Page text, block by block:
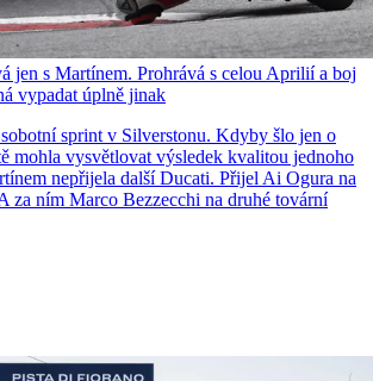
jen s Martínem. Prohrává s celou Aprilií a boj
vypadat úplně jinak
sprint v Silverstonu. Kdyby šlo jen o
mohla vysvětlovat výsledek kvalitou jednoho
nepřijela další Ducati. Přijel Ai Ogura na
za ním Marco Bezzecchi na druhé tovární